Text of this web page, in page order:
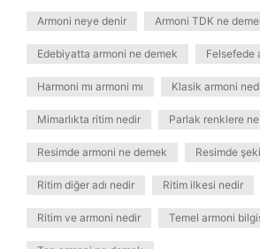
Armoni neye denir Armoni TDK ne
Edebiyatta armoni ne demek Felsefede
Harmoni mı armoni mı Klasik armoni
Mimarlıkta ritim nedir Parlak renklere
Resimde armoni ne demek Resimde
Ritim diğer adı nedir Ritim ilkesi nedir
Ritim ve armoni nedir Temel armoni